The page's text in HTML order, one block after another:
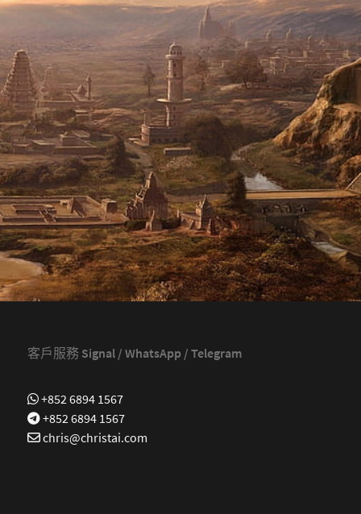
客戶服務 Signal / WhatsApp / Telegram
+852 6894 1567
+852 6894 1567
chris@christai.com